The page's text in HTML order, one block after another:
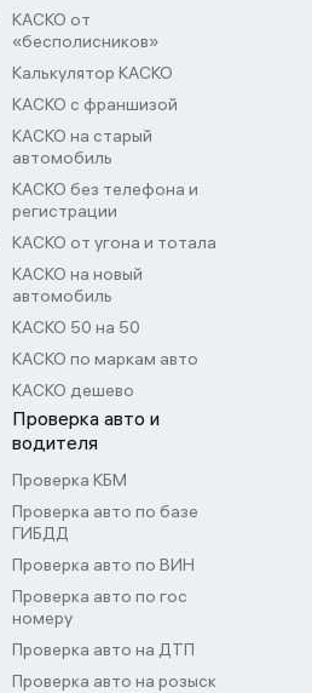
КАСКО от
«бесполисников»
Калькулятор КАСКО
КАСКО с франшизой
КАСКО на старый
автомобиль
КАСКО без телефона и
регистрации
КАСКО от угона и тотала
КАСКО на новый
автомобиль
КАСКО 50 на 50
КАСКО по маркам авто
КАСКО дешево
Проверка авто и
водителя
Проверка КБМ
Проверка авто по базе
ГИБДД
Проверка авто по ВИН
Проверка авто по гос
номеру
Проверка авто на ДТП
Проверка авто на розыск